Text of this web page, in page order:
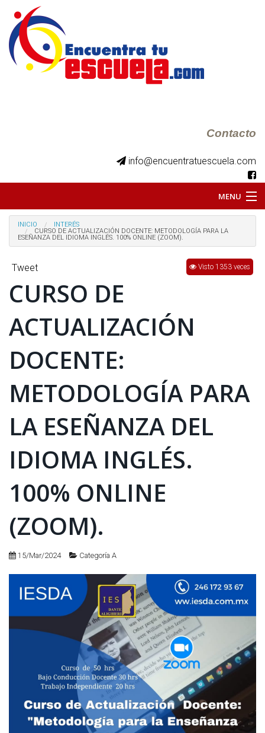
Contacto
info@encuentratuescuela.com
MENU
INICIO
BKS JUVENILES
AFILIADOS
ESCUELA DE LA REPUBLICA
CONTRATA PUBLICIDAD
INICIO
INTERÉS
CURSO DE ACTUALIZACIÓN DOCENTE: METODOLOGÍA PARA LA
ESEÑANZA DEL IDIOMA INGLÉS. 100% ONLINE (ZOOM).
Tweet Visto 1353 veces
CURSO DE
ACTUALIZACIÓN
DOCENTE:
METODOLOGÍA PARA
LA ESEÑANZA DEL
IDIOMA INGLÉS.
100% ONLINE
(ZOOM).
15/Mar/2024 Categoría A